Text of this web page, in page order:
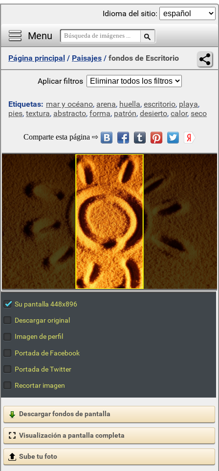
Menu
Idioma del sitio:
Página principal / Paisajes / fondos de Escritorio
Aplicar filtros
Etiquetas: mar y océano, arena, huella, escritorio, playa,
pies, textura, abstracto, forma, patrón, desierto, calor, seco
Su pantalla 448x896
Descargar original
Imagen de perfil
Portada de Facebook
Portada de Twitter
Recortar imagen
Descargar fondos de pantalla
Visualización a pantalla completa
Sube tu foto